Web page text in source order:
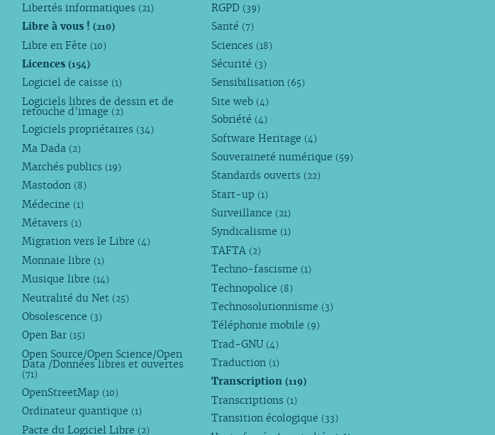
Libertés informatiques (21)
Libre à vous !(210)
Libre en Fête (10)
Licences(154)
Logiciel de caisse (1)
Logiciels libres de dessin et de
retouche d’image (2)
Logiciels propriétaires (34)
Ma Dada (2)
Marchés publics (19)
Mastodon (8)
Médecine (1)
Métavers (1)
Migration vers le Libre (4)
Monnaie libre (1)
Musique libre (14)
Neutralité du Net (25)
Obsolescence (3)
Open Bar (15)
Open Source/Open Science/Open
Data /Données libres et ouvertes
(71)
OpenStreetMap (10)
Ordinateur quantique (1)
Pacte du Logiciel Libre (2)
RGPD (39)
Santé (7)
Sciences (18)
Sécurité (3)
Sensibilisation (65)
Site web (4)
Sobriété (4)
Software Heritage (4)
Souveraineté numérique (59)
Standards ouverts (22)
Start-up (1)
Surveillance (21)
Syndicalisme (1)
TAFTA (2)
Techno-fascisme (1)
Technopolice (8)
Technosolutionnisme (3)
Téléphonie mobile (9)
Trad-GNU (4)
Traduction (1)
Transcription(119)
Transcriptions (1)
Transition écologique (33)